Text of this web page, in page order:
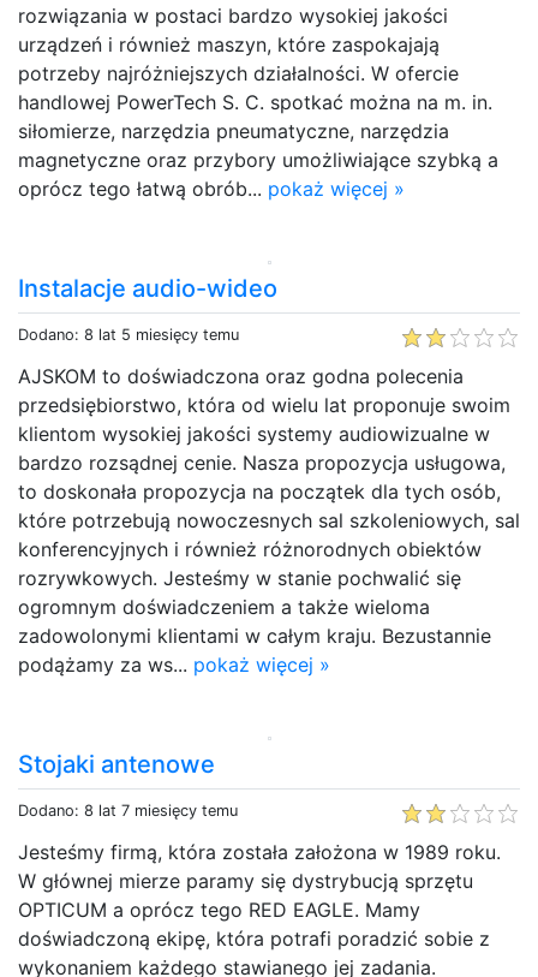
rozwiązania w postaci bardzo wysokiej jakości
urządzeń i również maszyn, które zaspokajają
potrzeby najróżniejszych działalności. W ofercie
handlowej PowerTech S. C. spotkać można na m. in.
siłomierze, narzędzia pneumatyczne, narzędzia
magnetyczne oraz przybory umożliwiające szybką a
oprócz tego łatwą obrób... pokaż więcej »
Instalacje audio-wideo
Dodano: 8 lat 5 miesięcy temu
AJSKOM to doświadczona oraz godna polecenia
przedsiębiorstwo, która od wielu lat proponuje swoim
klientom wysokiej jakości systemy audiowizualne w
bardzo rozsądnej cenie. Nasza propozycja usługowa,
to doskonała propozycja na początek dla tych osób,
które potrzebują nowoczesnych sal szkoleniowych, sal
konferencyjnych i również różnorodnych obiektów
rozrywkowych. Jesteśmy w stanie pochwalić się
ogromnym doświadczeniem a także wieloma
zadowolonymi klientami w całym kraju. Bezustannie
podążamy za ws... pokaż więcej »
Stojaki antenowe
Dodano: 8 lat 7 miesięcy temu
Jesteśmy firmą, która została założona w 1989 roku.
W głównej mierze paramy się dystrybucją sprzętu
OPTICUM a oprócz tego RED EAGLE. Mamy
doświadczoną ekipę, która potrafi poradzić sobie z
wykonaniem każdego stawianego jej zadania.